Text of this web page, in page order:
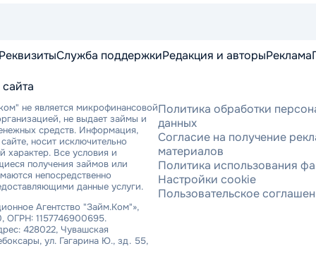
Служба поддержкиРедакция и авторыРеклама
не является микрофинансовой
не выдает займы и
средств. Информация,
носит исключительно
характер. Все условия и
получения займов или
непосредственно
данные услуги.
Агентство "Займ.Ком"»,
ОГРН: 1157746900695.
428022, Чувашская
ул. Гагарина Ю., зд. 55,
Политика обработки
данных
Согласие на получение
материалов
Политика использования
Настройки cookie
Пользовательское